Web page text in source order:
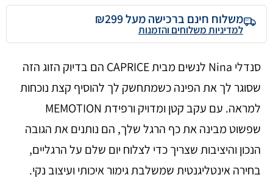
משלוח חינם ברכישה מעל ₪299
למדיניות משלוחים והזמנות
סנדלי Nina לנשים מבית CAPRICE הם בדיוק הזוג הזה
שסוגר לך את הפינה כשמתחשק לך להוסיף קצת נוכחות
למראה. עם עקב קטן ומדויק ורפידת MEMOTION
שפשוט מבינה את כף הרגל שלך, הם נותנים את הגובה
הנכון והיציבות שצריך כדי לצלוח יום שלם על הרגליים,
בחירה אינטליגנטית שמשלבת גימור איכותי ועיצוב נקי.